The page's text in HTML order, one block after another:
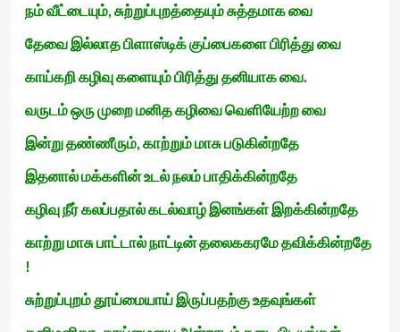
நம் வீட்டையும், சுற்றுப்புறத்தையும் சுத்தமாக வை
தேவை இல்லாத பிளாஸ்டிக் குப்பைகளை பிரித்து வை
காய்கறி கழிவு களையும் பிரித்து தனியாக வை.
வருடம் ஒரு முறை மனித கழிவை வெளியேற்ற வை
இன்று தண்ணீரும், காற்றும் மாசு படுகின்றதே
இதனால் மக்களின் உடல் நலம் பாதிக்கின்றதே
கழிவு நீர் கலப்பதால் கடல்வாழ் இனங்கள் இறக்கின்றதே
காற்று மாசு பாட்டால் நாட்டின் தலைககரமே தவிக்கின்றதே
!
சுற்றுப்புறம் தூய்மையாய் இருப்பதற்கு உதவுங்கள்